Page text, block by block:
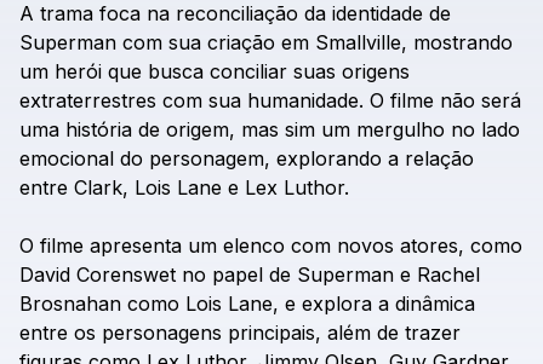
A trama foca na reconciliação da identidade de
Superman com sua criação em Smallville, mostrando
um herói que busca conciliar suas origens
extraterrestres com sua humanidade. O filme não será
uma história de origem, mas sim um mergulho no lado
emocional do personagem, explorando a relação
entre Clark, Lois Lane e Lex Luthor.
O filme apresenta um elenco com novos atores, como
David Corenswet no papel de Superman e Rachel
Brosnahan como Lois Lane, e explora a dinâmica
entre os personagens principais, além de trazer